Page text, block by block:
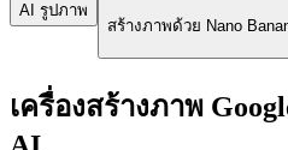
AI รูปภาพ
สร้างภาพด้วย Nano
เครื่องสร้างภาพ